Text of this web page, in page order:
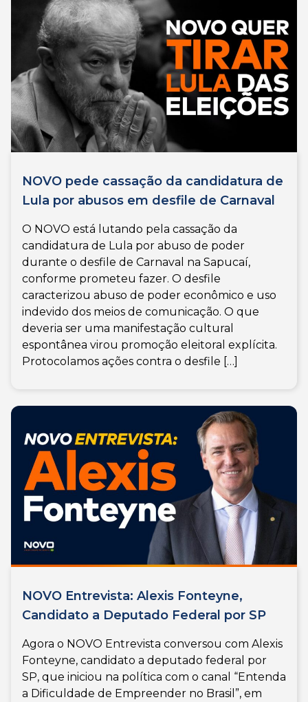
NOVO pede cassação da candidatura de
Lula por abusos em desfile de Carnaval
O NOVO está lutando pela cassação da
candidatura de Lula por abuso de poder
durante o desfile de Carnaval na Sapucaí,
conforme prometeu fazer. O desfile
caracterizou abuso de poder econômico e uso
indevido dos meios de comunicação. O que
deveria ser uma manifestação cultural
espontânea virou promoção eleitoral explícita.
Protocolamos ações contra o desfile […]
NOVO Entrevista: Alexis Fonteyne,
Candidato a Deputado Federal por SP
Agora o NOVO Entrevista conversou com Alexis
Fonteyne, candidato a deputado federal por
SP, que iniciou na política com o canal “Entenda
a Dificuldade de Empreender no Brasil”, em